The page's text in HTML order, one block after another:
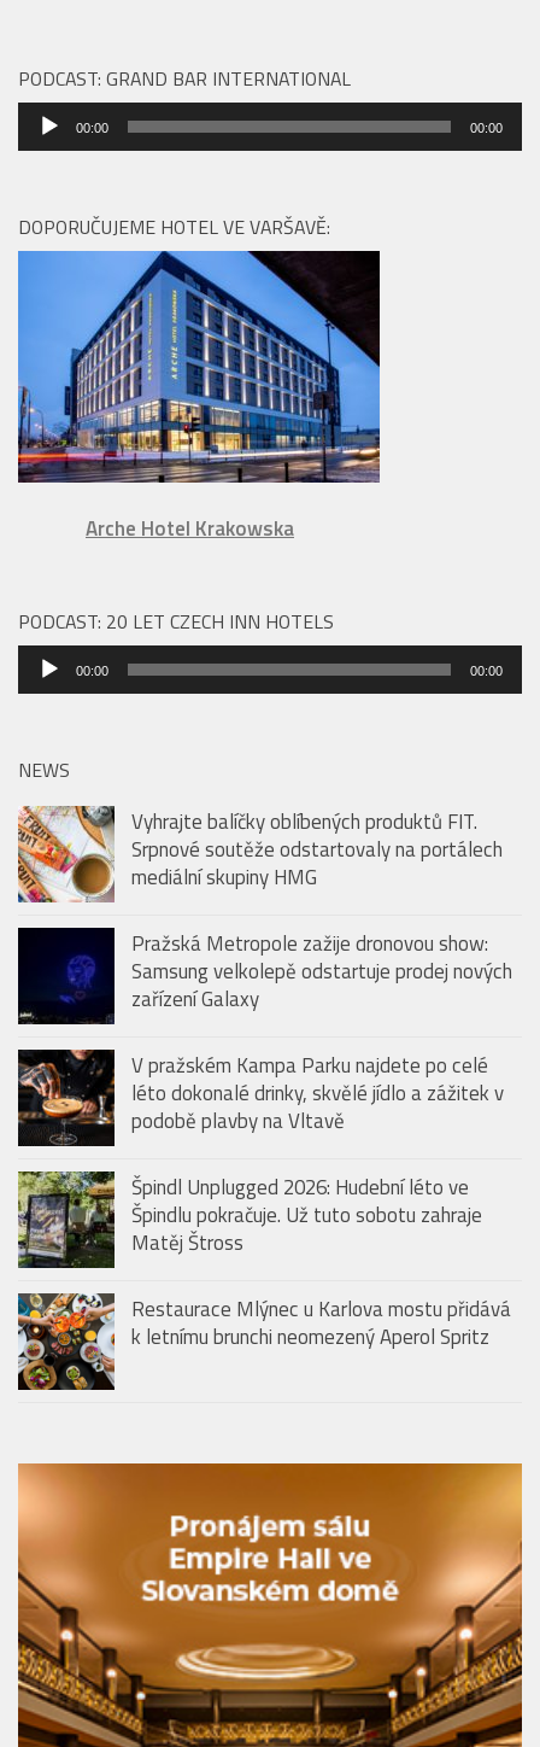
PODCAST: GRAND BAR INTERNATIONAL
Audio
přehrávač
00:00 00:00
DOPORUČUJEME HOTEL VE VARŠAVĚ:
Arche Hotel Krakowska
PODCAST: 20 LET CZECH INN HOTELS
Audio
přehrávač
00:00 00:00
NEWS
Vyhrajte balíčky oblíbených produktů FIT.
Srpnové soutěže odstartovaly na portálech
mediální skupiny HMG
Pražská Metropole zažije dronovou show:
Samsung velkolepě odstartuje prodej nových
zařízení Galaxy
V pražském Kampa Parku najdete po celé
léto dokonalé drinky, skvělé jídlo a zážitek v
podobě plavby na Vltavě
Špindl Unplugged 2026: Hudební léto ve
Špindlu pokračuje. Už tuto sobotu zahraje
Matěj Štross
Restaurace Mlýnec u Karlova mostu přidává
k letnímu brunchi neomezený Aperol Spritz